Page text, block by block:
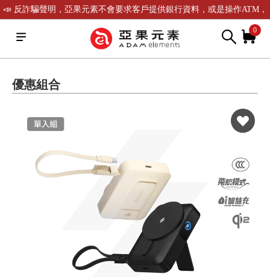
📣 反詐騙聲明，亞果元素不會要求客戶提供銀行資料，或是操作ATM，
可致電(02)-2738-9900聯繫我們或是165反詐騙電話查證！ 0
優惠組合